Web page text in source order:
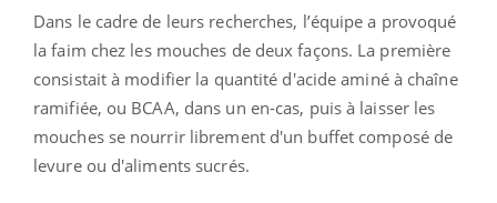
Dans le cadre de leurs recherches, l’équipe a provoqué
la faim chez les mouches de deux façons. La première
consistait à modifier la quantité d'acide aminé à chaîne
ramifiée, ou BCAA, dans un en-cas, puis à laisser les
mouches se nourrir librement d'un buffet composé de
levure ou d'aliments sucrés.